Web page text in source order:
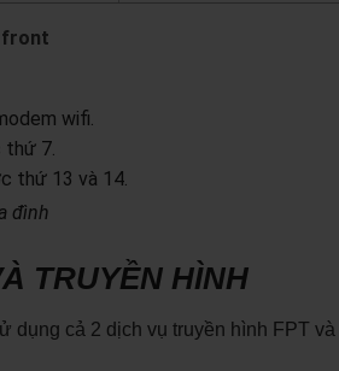
front
wifi.
thứ 7.
thứ 13 và 14.
đình
TRUYỀN HÌNH
cả 2 dịch vụ truyền hình FPT